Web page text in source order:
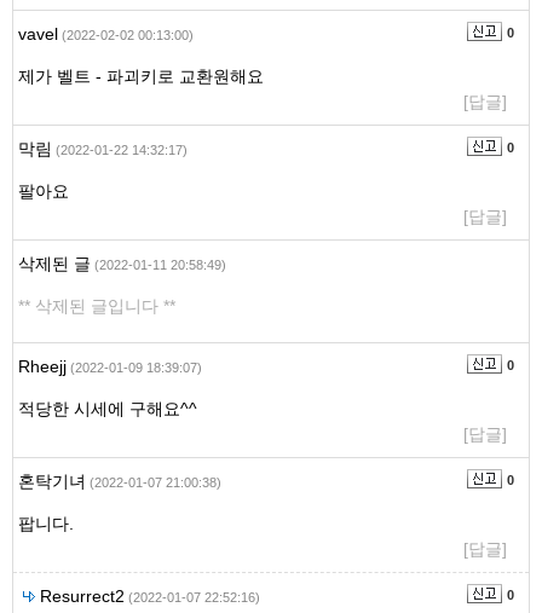
vavel (2022-02-02 00:13:00) 0
제가 벨트 - 파괴키로 교환원해요
[답글]
막림 (2022-01-22 14:32:17) 0
팔아요
[답글]
삭제된 글 (2022-01-11 20:58:49)
** 삭제된 글입니다 **
Rheejj (2022-01-09 18:39:07) 0
적당한 시세에 구해요^^
[답글]
혼탁기녀 (2022-01-07 21:00:38) 0
팝니다.
[답글]
Resurrect2 (2022-01-07 22:52:16) 0